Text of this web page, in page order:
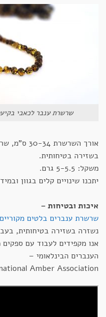
שרשרת ענבר לכאבי
אורך
בשזירה בטיחותית.
משקל: 5-5.5 גרם.
יתכנו שינויים קלים בגוון
איכות ובטיחות –
שרשרת ענברים בלטים
נשזרה בשזירה בטיחותית,
אנו מקפידים לעבוד עם
הענברים הבינלאומי –
Amber Association